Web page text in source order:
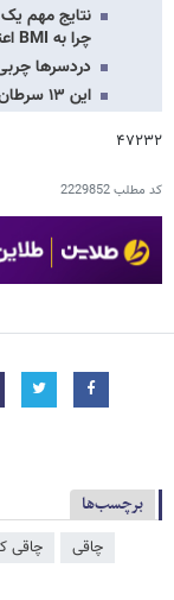
چرا به BMI اعتماد نکنیم؟
دردسرها
این ۱۳ سرطان با چاقی در ارتباط هستند
۴۷۲۳۲
کد مطلب2229852
برچسب‌ها
چاقی چاقی